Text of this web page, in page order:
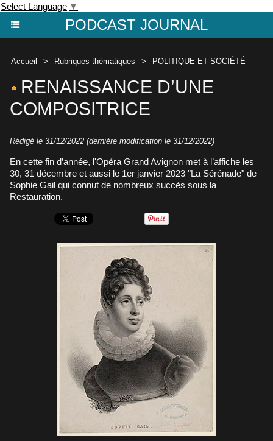
Select Language ▼
PODCAST JOURNAL
Accueil > Rubriques thématiques > POLITIQUE ET SOCIÉTÉ
RENAISSANCE D’UNE
COMPOSITRICE
Rédigé le 31/12/2022 (dernière modification le 31/12/2022)
En cette fin d’année, l'Opéra Grand Avignon met à l’affiche les
30, 31 décembre et aussi le 1er janvier 2023 "La Sérénade" de
Sophie Gail qui connut de nombreux succès sous la
Restauration.